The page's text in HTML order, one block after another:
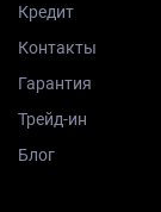
Кредит
Контакты
Гарантия
Трейд-ин
Блог